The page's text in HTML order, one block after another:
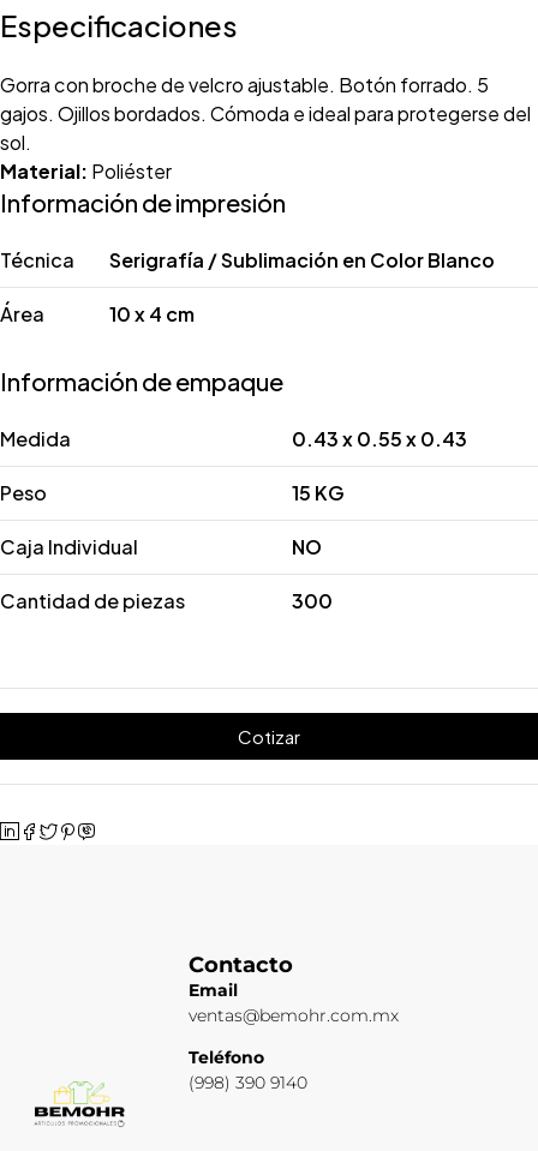
Especificaciones
Gorra con broche de velcro ajustable. Botón forrado. 5
gajos. Ojillos bordados. Cómoda e ideal para protegerse del
sol.
Material: Poliéster
Información de impresión
Técnica Serigrafía / Sublimación en Color Blanco
Área 10 x 4 cm
Información de empaque
Medida 0.43 x 0.55 x 0.43
Peso 15 KG
Caja Individual NO
Cantidad de piezas 300
Cotizar
Contacto
Email
ventas@bemohr.com.mx
Teléfono
(998) 390 9140